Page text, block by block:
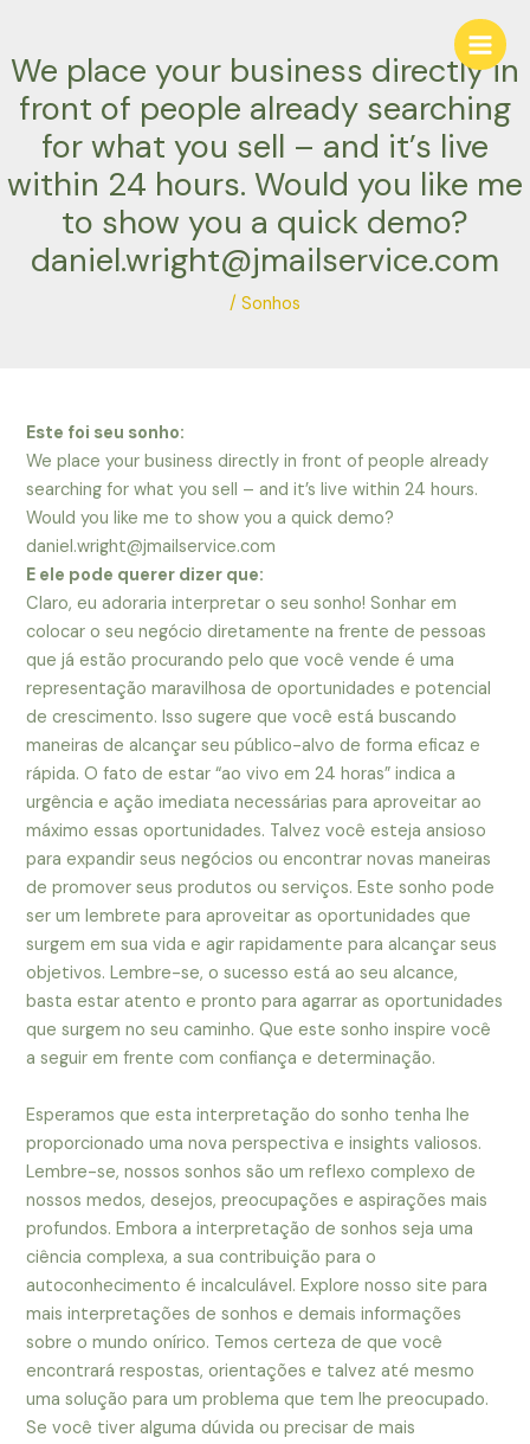
conteúdo
Main
We place your business directly in
front of people already searching
for what you sell – and it’s live
within 24 hours. Would you like me
to show you a quick demo?
daniel.wright@jmailservice.com
/ Sonhos
Este foi seu sonho:
We place your business directly in front of people already
searching for what you sell – and it’s live within 24 hours.
Would you like me to show you a quick demo?
daniel.wright@jmailservice.com
E ele pode querer dizer que:
Claro, eu adoraria interpretar o seu sonho! Sonhar em
colocar o seu negócio diretamente na frente de pessoas
que já estão procurando pelo que você vende é uma
representação maravilhosa de oportunidades e potencial
de crescimento. Isso sugere que você está buscando
maneiras de alcançar seu público-alvo de forma eficaz e
rápida. O fato de estar “ao vivo em 24 horas” indica a
urgência e ação imediata necessárias para aproveitar ao
máximo essas oportunidades. Talvez você esteja ansioso
para expandir seus negócios ou encontrar novas maneiras
de promover seus produtos ou serviços. Este sonho pode
ser um lembrete para aproveitar as oportunidades que
surgem em sua vida e agir rapidamente para alcançar seus
objetivos. Lembre-se, o sucesso está ao seu alcance,
basta estar atento e pronto para agarrar as oportunidades
que surgem no seu caminho. Que este sonho inspire você
a seguir em frente com confiança e determinação.
Esperamos que esta interpretação do sonho tenha lhe
proporcionado uma nova perspectiva e insights valiosos.
Lembre-se, nossos sonhos são um reflexo complexo de
nossos medos, desejos, preocupações e aspirações mais
profundos. Embora a interpretação de sonhos seja uma
ciência complexa, a sua contribuição para o
autoconhecimento é incalculável. Explore nosso site para
mais interpretações de sonhos e demais informações
sobre o mundo onírico. Temos certeza de que você
encontrará respostas, orientações e talvez até mesmo
uma solução para um problema que tem lhe preocupado.
Se você tiver alguma dúvida ou precisar de mais
Post